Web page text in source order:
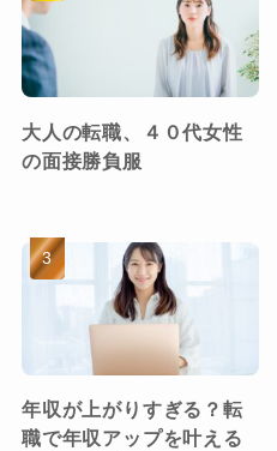
大人の転職、４０代女性
の面接勝負服
年収が上がりすぎる？転
職で年収アップを叶える